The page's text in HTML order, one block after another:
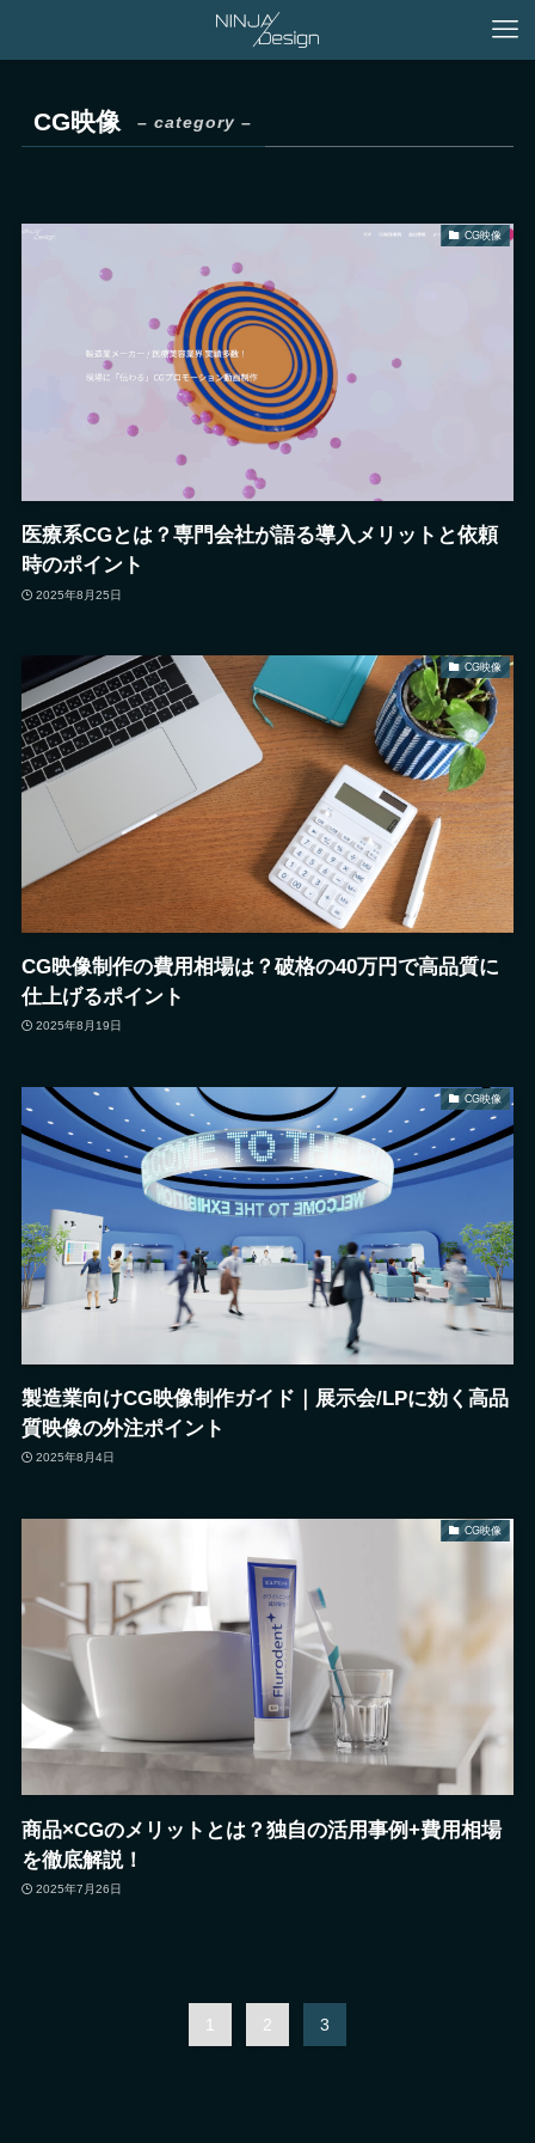
CG映像 – category –
CG映像
医療系CGとは？専門会社が語る導入メリットと依頼
時のポイント
2025年8月25日
CG映像
CG映像制作の費用相場は？破格の40万円で高品質に
仕上げるポイント
2025年8月19日
CG映像
製造業向けCG映像制作ガイド｜展示会/LPに効く高品
質映像の外注ポイント
2025年8月4日
CG映像
商品×CGのメリットとは？独自の活用事例+費用相場
を徹底解説！
2025年7月26日
1 2 3